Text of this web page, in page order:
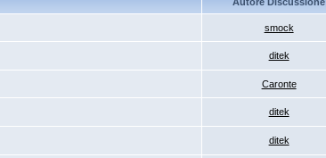
smock
ditek
Caronte
ditek
ditek